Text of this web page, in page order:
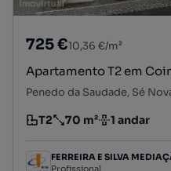
725 €10,36 €/m²
Apartamento T2 em
Tipologia
T2
Preço por metro quadrado
70 m²
Andar 1 andar
FERREIRA E SILVA
Profissional